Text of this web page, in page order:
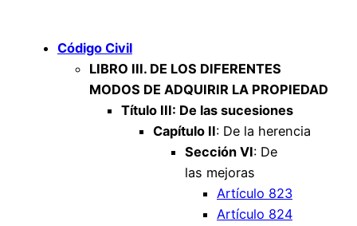
Código Civil
LIBRO III. DE LOS DIFERENTES
MODOS DE ADQUIRIR LA PROPIEDAD
Título III: De las sucesiones
Capítulo II: De la herencia
Sección VI: De
las mejoras
Artículo 823
Artículo 824